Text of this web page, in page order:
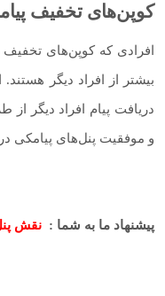
کوپن‌های تخفیف
بیشتر از افراد دیگر
دریافت پیام افراد دیگر
و موفقیت پنل‌های
پیشنهاد ما به شما : نقش